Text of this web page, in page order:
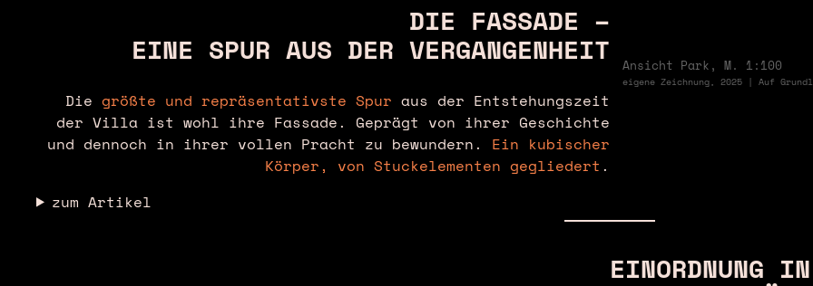
DIE FASSADE –
EINE SPUR AUS DER VERGANGENHEIT
Die größte und repräsentativste Spur aus der Entstehungszeit
der Villa ist wohl ihre Fassade. Geprägt von ihrer Geschichte
und dennoch in ihrer vollen Pracht zu bewundern. Ein kubischer
Körper, von Stuckelementen gegliedert .
Ansicht Park, M. 1:100
eigene Zeichnung, 2025 | Auf
zum Artikel
EINORDNUNG